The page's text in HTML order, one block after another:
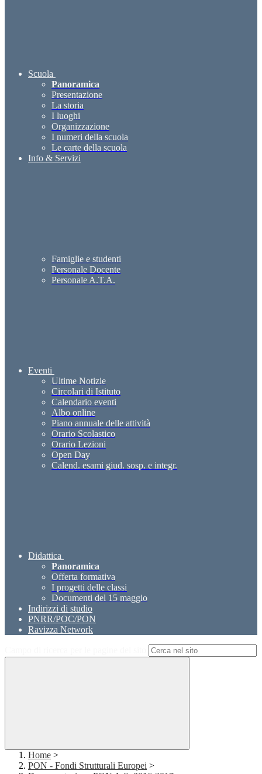
Scuola
Panoramica
Presentazione
La storia
I luoghi
Organizzazione
I numeri della scuola
Le carte della scuola
Info & Servizi
Famiglie e studenti
Personale Docente
Personale A.T.A.
Eventi
Ultime Notizie
Circolari di Istituto
Calendario eventi
Albo online
Piano annuale delle attività
Orario Scolastico
Orario Lezioni
Open Day
Calend. esami giud. sosp. e integr.
Didattica
Panoramica
Offerta formativa
I progetti delle classi
Documenti del 15 maggio
Indirizzi di studio
PNRR/POC/PON
Ravizza Network
Home >
PON - Fondi Strutturali Europei >